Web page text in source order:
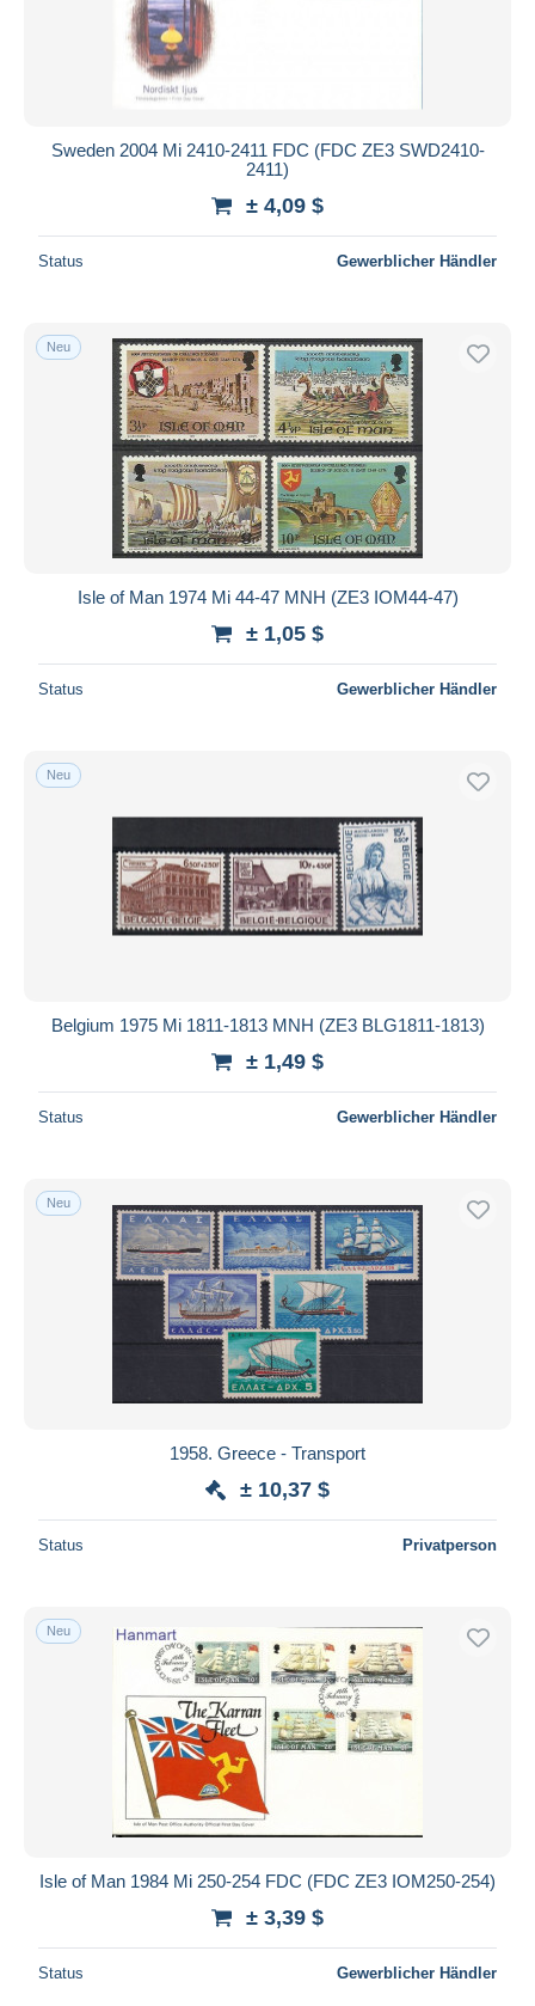
Sweden 2004 Mi 2410-2411 FDC (FDC ZE3 SWD2410-
2411)
± 4,09 $
Status Gewerblicher Händler
Neu
Isle of Man 1974 Mi 44-47 MNH (ZE3 IOM44-47)
± 1,05 $
Status Gewerblicher Händler
Neu
Belgium 1975 Mi 1811-1813 MNH (ZE3 BLG1811-1813)
± 1,49 $
Status Gewerblicher Händler
Neu
1958. Greece - Transport
± 10,37 $
Status Privatperson
Neu
Isle of Man 1984 Mi 250-254 FDC (FDC ZE3 IOM250-254)
± 3,39 $
Status Gewerblicher Händler